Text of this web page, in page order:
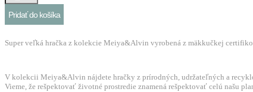
XXL
-
Pridať do košíka
Super veľká hračka z kolekcie Meiya&Alvin vyrobená z mäkkučkej
V kolekcii Meiya&Alvin nájdete hračky z prírodných, udržateľných a
Vieme, že rešpektovať životné prostredie znamená rešpektovať celú našu